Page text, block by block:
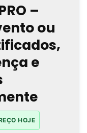
–
ou
e
HOJE